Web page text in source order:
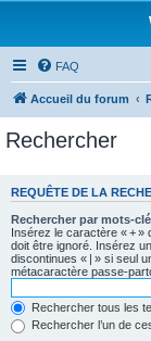
FAQ
Accueil du forum
Rechercher
REQUÊTE DE LA
Rechercher par mots-
Insérez le caractère « + »
doit être ignoré. Insérez
discontinues « | » si seul
métacaractère passe-
Rechercher tous les
Rechercher l’un de